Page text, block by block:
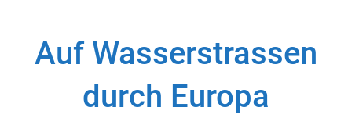
contentAuf Wasserstrassen
durch Europa